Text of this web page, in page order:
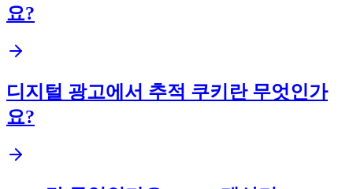
요?
디지털 광고에서 추적 쿠키란 무엇인가
요?